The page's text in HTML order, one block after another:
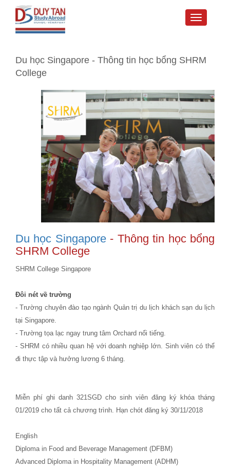
Toggle
Du học Singapore - Thông tin học bổng SHRM
College
Du học Singapore- Thông tin học bổng
SHRM College
SHRM College Singapore
Đôi nét về trường
- Trường chuyên đào tạo ngành Quản trị du lịch khách sạn du lịch
tại Singapore.
- Trường tọa lạc ngay trung tâm Orchard nổi tiếng.
- SHRM có nhiều quan hệ với doanh nghiệp lớn. Sinh viên có thể
đi thực tập và hưởng lương 6 tháng.
Miễn phí ghi danh 321SGD cho sinh viên đăng ký khóa tháng
01/2019 cho tất cả chương trình. Hạn chót đăng ký 30/11/2018
English
Diploma in Food and Beverage Management (DFBM)
Advanced Diploma in Hospitality Management (ADHM)